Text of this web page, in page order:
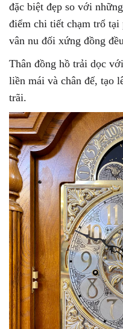
đặc biệt đẹp so với
điểm chi tiết chạm trổ tại
vân nu đối xứng đồng
Thân đồng hồ trải dọc
liền mái và chân đế, tạo
trãi.